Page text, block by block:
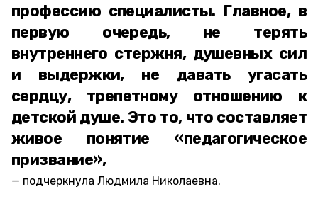
профессию специалисты. Главное, в
первую очередь, не терять
внутреннего стержня, душевных сил
и выдержки, не давать угасать
сердцу, трепетному отношению к
детской душе. Это то, что составляет
живое понятие «педагогическое
призвание»,
подчеркнула Людмила Николаевна.